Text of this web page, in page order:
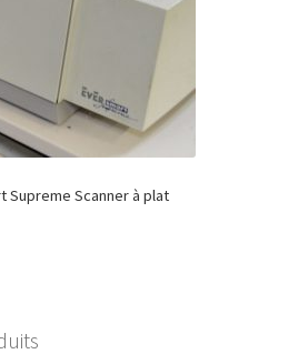
Supreme Scanner à plat